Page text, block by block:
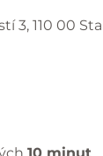
3, 110 00
10 minut